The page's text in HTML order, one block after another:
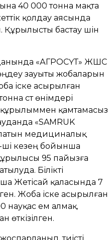
40 000 тонна мақта
қолдау аясында
бастау үшін
«АГРОСҮТ» ЖШС
зауыты жобаларын
іске асырылған
сүт өнімдері
қамтамасыз
«SAMRUK
медициналық
ші кезең бойынша
95 пайызға
Білікті
Жетісай қаласында 7
Жоба іске асырылған
науқас ем алмақ.
өткізілген.
тиісті